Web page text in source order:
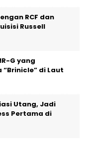
RCF dan
Russell
G yang
di Laut
Utang, Jadi
Pertama di